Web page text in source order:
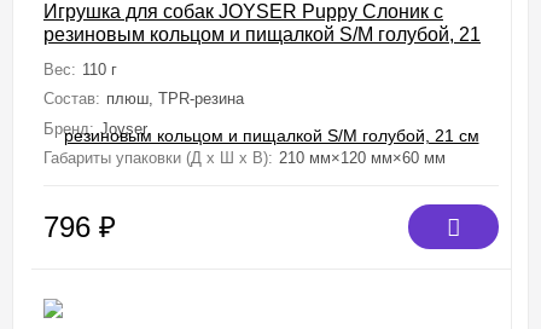
Игрушка для собак JOYSER Puppy Слоник с
резиновым кольцом и пищалкой S/M голубой, 21
Вес: 110 г
Состав: плюш, TPR-резина
Бренд: Joyser
Габариты упаковки (Д х Ш х В): 210 мм×120 мм×60 мм
796 ₽